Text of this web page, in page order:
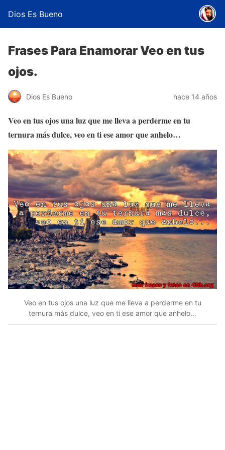
Dios Es Bueno
Frases Para Enamorar Veo en tus
ojos.
Dios Es Bueno hace 14 años
Veo en tus ojos una luz que me lleva a perderme en tu
ternura más dulce, veo en ti ese amor que anhelo…
Veo en tus ojos una luz que me lleva a perderme en tu
ternura más dulce, veo en ti ese amor que anhelo…